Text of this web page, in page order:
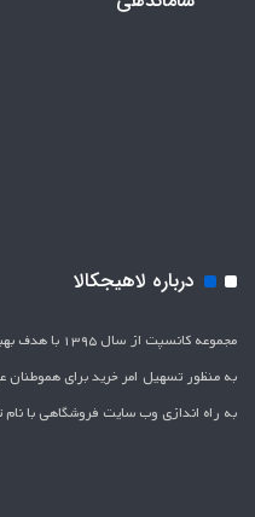
درباره لاهیجکالا
مجموعه
به منظور تسهیل امر خرید برای هموطنان
به راه اندازی وب سایت فروشگاهی با نام